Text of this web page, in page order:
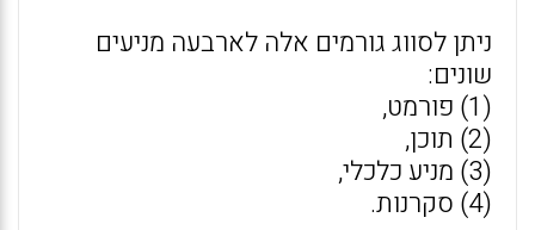
ניתן לסווג גורמים אלה לארבעה מניעים
שונים:
(1) פורמט,
(2) תוכן,
(3) מניע כלכלי,
(4) סקרנות.